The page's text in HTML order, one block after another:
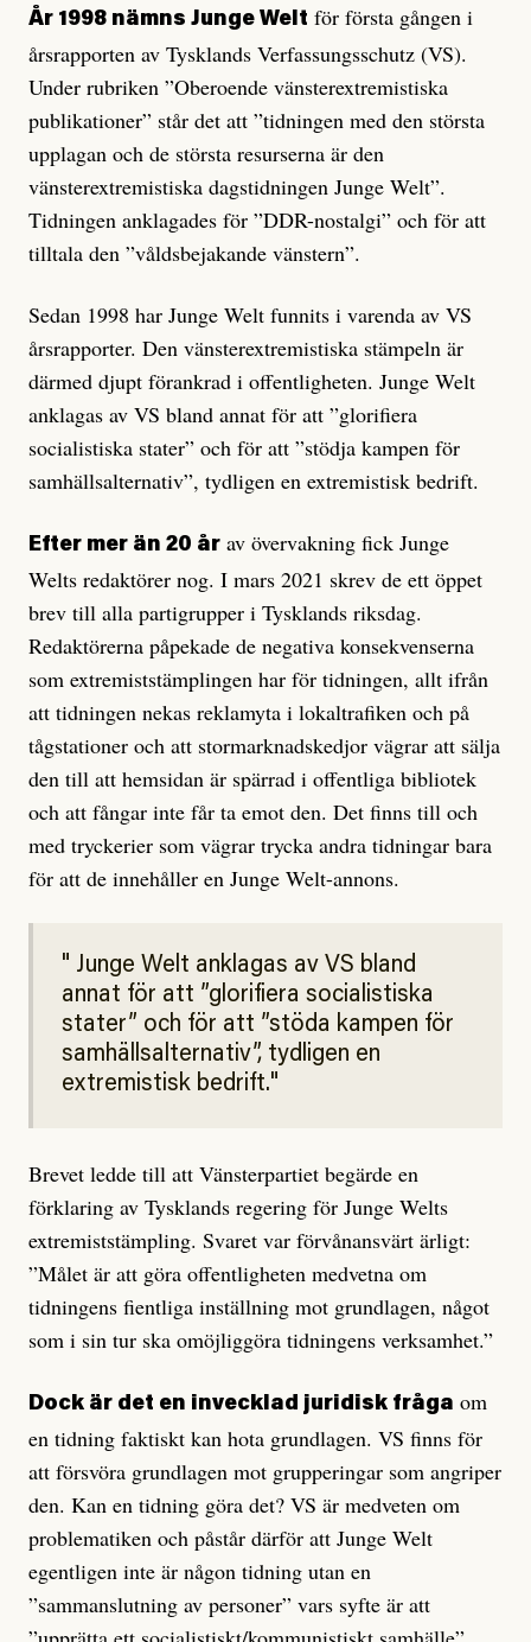
År 1998 nämns Junge Welt för första gången i
årsrapporten av Tysklands Verfassungsschutz (VS).
Under rubriken ”Oberoende vänsterextremistiska
publikationer” står det att ”tidningen med den största
upplagan och de största resurserna är den
vänsterextremistiska dagstidningen Junge Welt”.
Tidningen anklagades för ”DDR-nostalgi” och för att
tilltala den ”våldsbejakande vänstern”.
Sedan 1998 har Junge Welt funnits i varenda av VS
årsrapporter. Den vänsterextremistiska stämpeln är
därmed djupt förankrad i offentligheten. Junge Welt
anklagas av VS bland annat för att ”glorifiera
socialistiska stater” och för att ”stödja kampen för
samhällsalternativ”, tydligen en extremistisk bedrift.
Efter mer än 20 år av övervakning fick Junge
Welts redaktörer nog. I mars 2021 skrev de ett öppet
brev till alla partigrupper i Tysklands riksdag.
Redaktörerna påpekade de negativa konsekvenserna
som extremiststämplingen har för tidningen, allt ifrån
att tidningen nekas reklamyta i lokaltrafiken och på
tågstationer och att stormarknadskedjor vägrar att sälja
den till att hemsidan är spärrad i offentliga bibliotek
och att fångar inte får ta emot den. Det finns till och
med tryckerier som vägrar trycka andra tidningar bara
för att de innehåller en Junge Welt-annons.
Junge Welt anklagas av VS bland
annat för att ”glorifiera socialistiska
stater” och för att ”stöda kampen för
samhällsalternativ”, tydligen en
extremistisk bedrift.
Brevet ledde till att Vänsterpartiet begärde en
förklaring av Tysklands regering för Junge Welts
extremiststämpling. Svaret var förvånansvärt ärligt:
”Målet är att göra offentligheten medvetna om
tidningens fientliga inställning mot grundlagen, något
som i sin tur ska omöjliggöra tidningens verksamhet.”
Dock är det en invecklad juridisk fråga om
en tidning faktiskt kan hota grundlagen. VS finns för
att försvöra grundlagen mot grupperingar som angriper
den. Kan en tidning göra det? VS är medveten om
problematiken och påstår därför att Junge Welt
egentligen inte är någon tidning utan en
”sammanslutning av personer” vars syfte är att